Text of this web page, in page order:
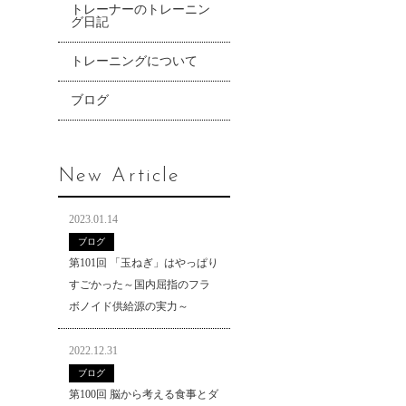
トレーナーのトレーニン
グ日記
トレーニングについて
ブログ
New Article
2023.01.14
ブログ
第101回 「玉ねぎ」はやっぱり
すごかった～国内屈指のフラ
ボノイド供給源の実力～
2022.12.31
ブログ
第100回 脳から考える食事とダ